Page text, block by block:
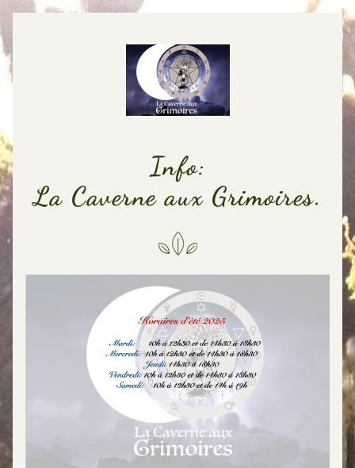
Info:
La Caverne aux Grimoires.